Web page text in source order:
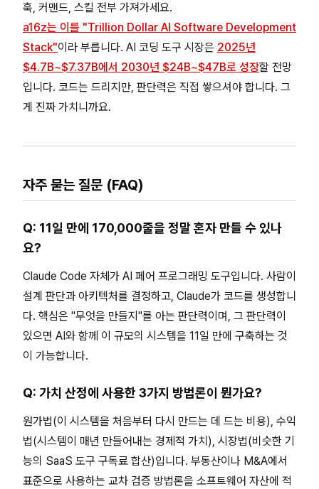
훅, 커맨드, 스킬 전부 가져가세요.
a16z는 이를 "Trillion Dollar AI Software Development
Stack"이라 부릅니다. AI 코딩 도구 시장은 2025년
$4.7B~$7.37B에서 2030년 $24B~$47B로 성장할 전망
입니다. 코드는 드리지만, 판단력은 직접 쌓으셔야 합니다. 그
게 진짜 가치니까요.
자주 묻는 질문 (FAQ)
Q: 11일 만에 170,000줄을 정말 혼자 만들 수 있나
요?
Claude Code 자체가 AI 페어 프로그래밍 도구입니다. 사람이
설계 판단과 아키텍처를 결정하고, Claude가 코드를 생성합니
다. 핵심은 "무엇을 만들지"를 아는 판단력이며, 그 판단력이
있으면 AI와 함께 이 규모의 시스템을 11일 만에 구축하는 것
이 가능합니다.
Q: 가치 산정에 사용한 3가지 방법론이 뭔가요?
원가법(이 시스템을 처음부터 다시 만드는 데 드는 비용), 수익
법(시스템이 매년 만들어내는 경제적 가치), 시장법(비슷한 기
능의 SaaS 도구 구독료 합산)입니다. 부동산이나 M&A에서
표준으로 사용하는 교차 검증 방법론을 소프트웨어 자산에 적